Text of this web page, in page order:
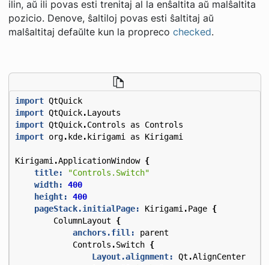
ilin, aŭ ili povas esti trenitaj al la enŝaltita aŭ malŝaltita
pozicio. Denove, ŝaltiloj povas esti ŝaltitaj aŭ
malŝaltitaj defaŭlte kun la propreco checked.
import QtQuick
import QtQuick.Layouts
import QtQuick.Controls as
Controls
import org. kde. kirigami as Kirigami
Kirigami .ApplicationWindow {
title:
"Controls.Switch"
width:
400
height:
400
pageStack.initialPage:
Kirigami .Page {
ColumnLayout
{
anchors.fill:
parent
Controls .Switch {
Layout.alignment:
Qt .AlignCenter